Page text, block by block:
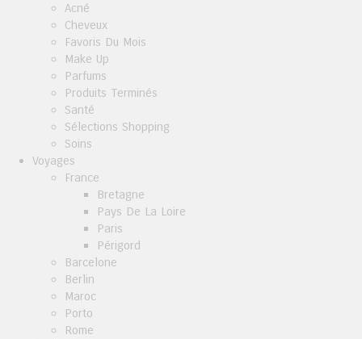
Acné
Cheveux
Favoris Du Mois
Make Up
Parfums
Produits Terminés
Santé
Sélections Shopping
Soins
Voyages
France
Bretagne
Pays De La Loire
Paris
Périgord
Barcelone
Berlin
Maroc
Porto
Rome